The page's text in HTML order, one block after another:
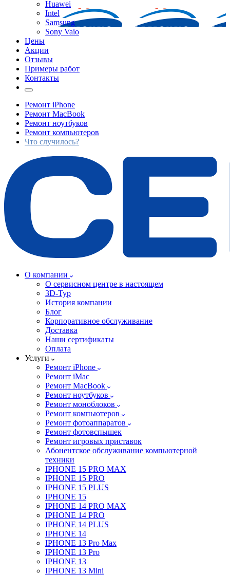
Huawei
Intel
Samsung
Sony Vaio
Цены
Акции
Отзывы
Примеры работ
Контакты
Ремонт iPhone
Ремонт MacBook
Ремонт ноутбуков
Ремонт компьютеров
Что случилось?
О компании
О сервисном центре в настоящем
3D-Тур
История компании
Блог
Корпоративное обслуживание
Доставка
Наши сертификаты
Оплата
Услуги
Ремонт iPhone
Ремонт iMac
Ремонт MacBook
Ремонт ноутбуков
Ремонт моноблоков
Ремонт компьютеров
Ремонт фотоаппаратов
Ремонт фотовспышек
Ремонт игровых приставок
Абонентское обслуживание компьютерной
техники
IPHONE 15 PRO MAX
IPHONE 15 PRO
IPHONE 15 PLUS
IPHONE 15
IPHONE 14 PRO MAX
IPHONE 14 PRO
IPHONE 14 PLUS
IPHONE 14
IPHONE 13 Pro Max
IPHONE 13 Pro
IPHONE 13
IPHONE 13 Mini